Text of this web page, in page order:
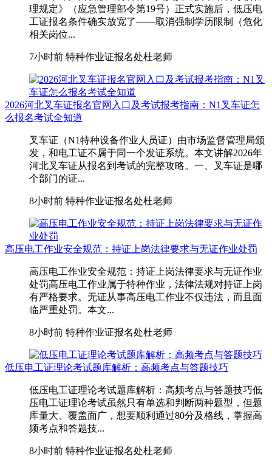
理规定》（应急管理部令第19号）正式实施后，低压电
工证报名条件确实放宽了——取消强制学历限制（危化
相关岗位...
7小时前 特种作业证报名处杜老师
2026河北叉车证报名官网入口及考试报考指南：N1叉车证怎
么报名考试全知道
叉车证（N1特种设备作业人员证）由市场监督管理局颁
发，和电工证不属于同一个发证系统。本文讲解2026年
河北叉车证从报名到考试的完整攻略。一、叉车证是哪
个部门的证...
8小时前 特种作业证报名处杜老师
高压电工作业安全规范：持证上岗法律要求与无证作业处罚
高压电工作业安全规范：持证上岗法律要求与无证作业
处罚高压电工作业属于特种作业，法律法规对持证上岗
有严格要求。无证从事高压电工作业不仅违法，而且面
临严重处罚。本文...
8小时前 特种作业证报名处杜老师
低压电工证理论考试题库解析：高频考点与答题技巧
低压电工证理论考试题库解析：高频考点与答题技巧低
压电工证理论考试虽然只有单选和判断两种题型，但题
库量大、覆盖面广，想要顺利通过80分及格线，掌握高
频考点和答题技...
8小时前 特种作业证报名处杜老师